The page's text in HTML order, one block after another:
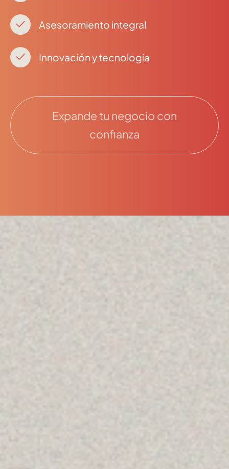
Asesoramiento integral
Innovación y tecnología
Expande tu negocio con
confianza